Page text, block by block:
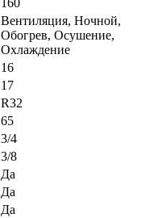
160
Вентиляция, Ночной,
Обогрев, Осушение,
Охлаждение
16
17
R32
65
3/4
3/8
Да
Да
Да